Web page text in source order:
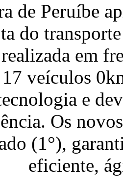
de Peruíbe
do
em
veículos
e
Os
(1°),
eficiente,